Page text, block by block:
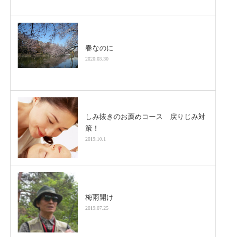
春なのに
2020.03.30
しみ抜きのお薦めコース 戻りじみ対
策！
2019.10.1
梅雨開け
2019.07.25